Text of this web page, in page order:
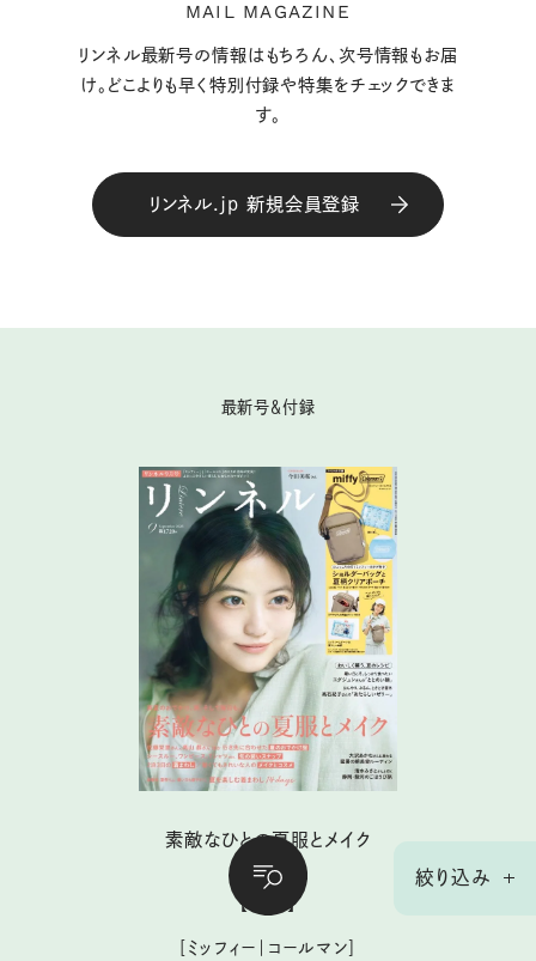
MAIL MAGAZINE
リンネル最新号の情報はもちろん、次号情報もお届
け。どこよりも早く特別付録や特集をチェックできま
す。
リンネル.jp 新規会員登録
最新号＆付録
素敵なひとの夏服とメイク
【付 録】
［ミッフィー｜コールマン］
絞り込み